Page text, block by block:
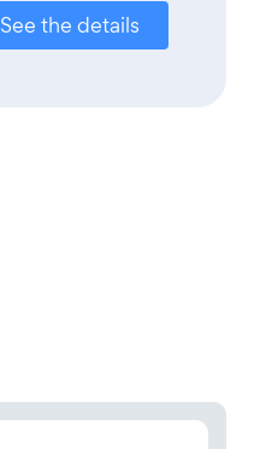
See the details